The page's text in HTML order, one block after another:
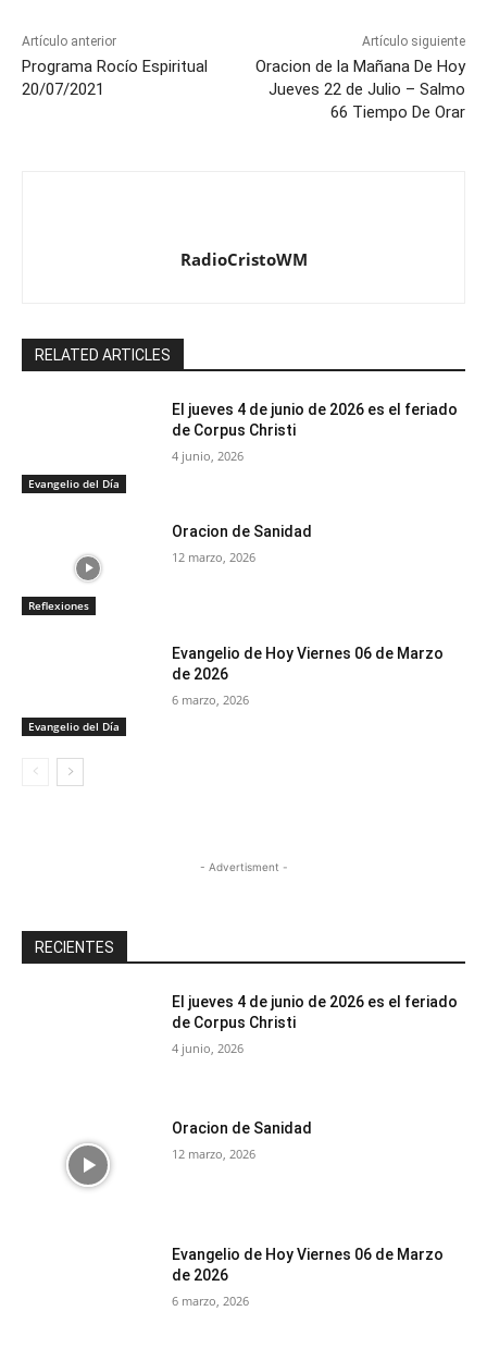
Artículo anterior
Programa Rocío Espiritual
20/07/2021
Artículo siguiente
Oracion de la Mañana De Hoy
Jueves 22 de Julio – Salmo
66 Tiempo De Orar
RadioCristoWM
RELATED ARTICLES
Evangelio del Día
El jueves 4 de junio de 2026 es el feriado
de Corpus Christi
4 junio, 2026
Reflexiones
Oracion de Sanidad
12 marzo, 2026
Evangelio del Día
Evangelio de Hoy Viernes 06 de Marzo
de 2026
6 marzo, 2026
- Advertisment -
RECIENTES
El jueves 4 de junio de 2026 es el feriado
de Corpus Christi
4 junio, 2026
Oracion de Sanidad
12 marzo, 2026
Evangelio de Hoy Viernes 06 de Marzo
de 2026
6 marzo, 2026